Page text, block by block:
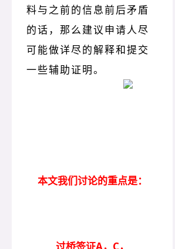
料与之前的信息前后矛盾
的话，那么建议申请人尽
可能做详尽的解释和提交
一些辅助证明。
本文我们讨论的重点是：